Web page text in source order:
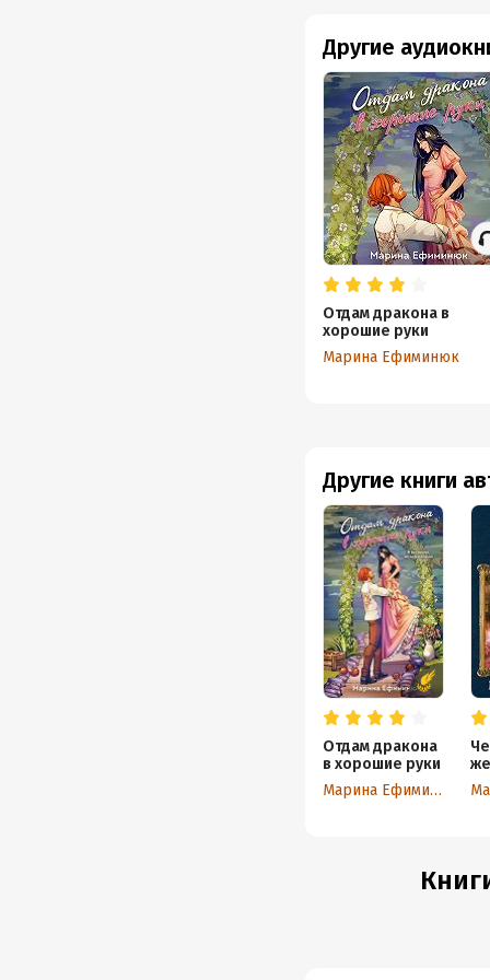
Другие книги
Отдам дракона
в хорошие руки
Марина Ефиминюк
Другие
Отдам дракона в
хорошие руки
Марина Ефиминюк